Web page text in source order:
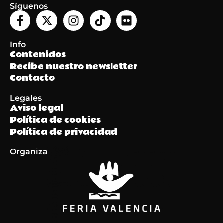
Síguenos
Info
Contenidos
Recibe nuestro newsletter
Contacto
Legales
Aviso legal
Política de cookies
Política de privacidad
Organiza